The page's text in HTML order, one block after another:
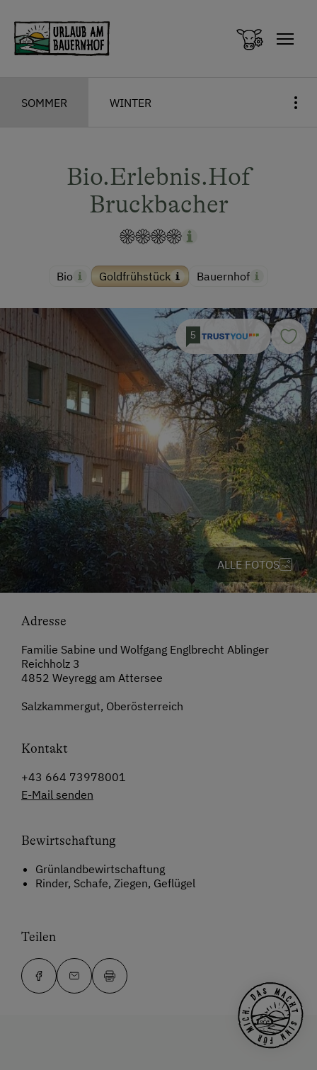
SOMMER WINTER
Bio.Erlebnis.Hof
Bruckbacher
Bio Goldfrühstück Bauernhof
5
ALLE FOTOS
Adresse
Familie Sabine und Wolfgang Englbrecht Ablinger
Reichholz 3
4852 Weyregg am Attersee
Salzkammergut, Oberösterreich
Kontakt
+43 664 73978001
E-Mail senden
Bewirtschaftung
Grünlandbewirtschaftung
Rinder, Schafe, Ziegen, Geflügel
Teilen